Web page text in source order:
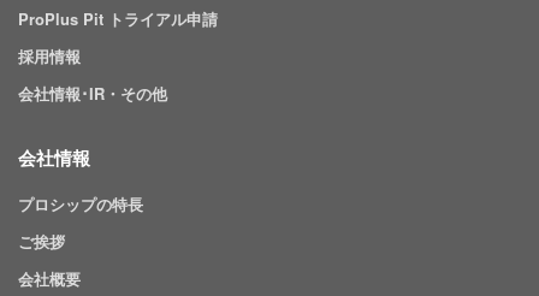
ProPlus Pit トライアル申請
採用情報
会社情報･IR・その他
会社情報
プロシップの特長
ご挨拶
会社概要